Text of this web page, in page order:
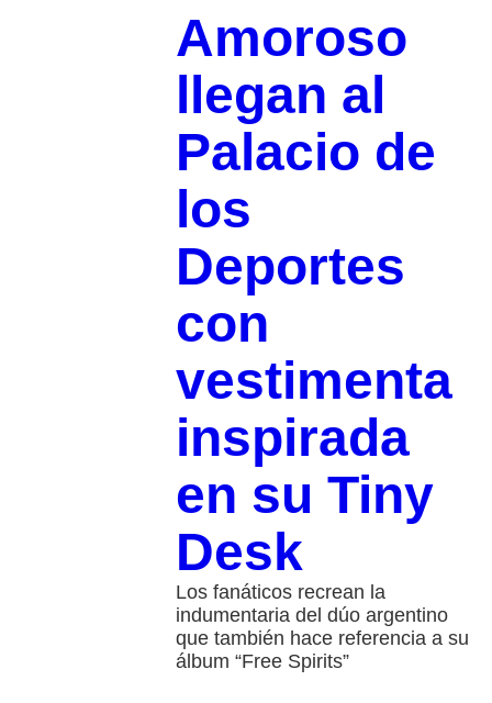
Amoroso
llegan al
Palacio de
los
Deportes
con
vestimenta
inspirada
en su Tiny
Desk
Los fanáticos recrean la
indumentaria del dúo argentino
que también hace referencia a su
álbum “Free Spirits”